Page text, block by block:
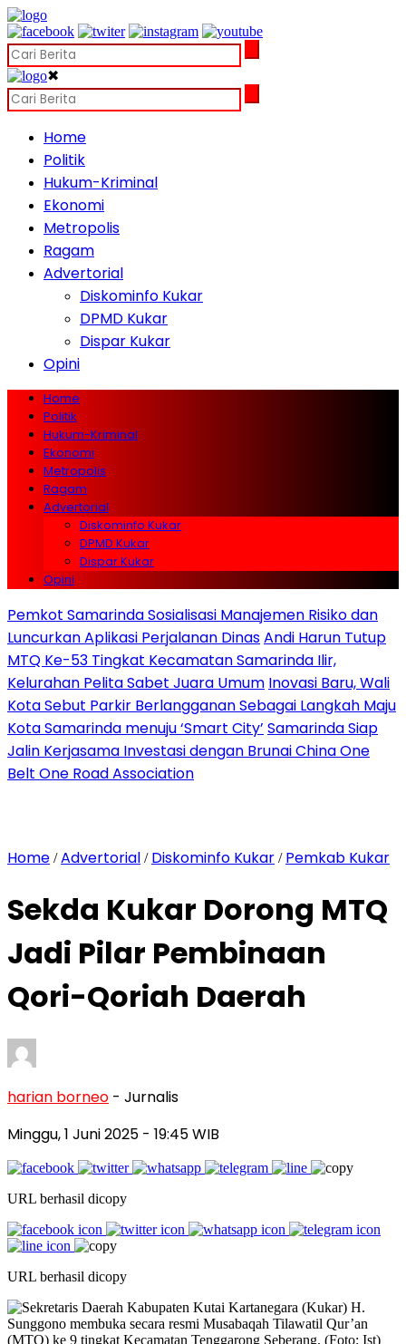
✖
Home
Politik
Hukum-Kriminal
Ekonomi
Metropolis
Ragam
Advertorial
Diskominfo Kukar
DPMD Kukar
Dispar Kukar
Opini
Home
Politik
Hukum-Kriminal
Ekonomi
Metropolis
Ragam
Advertorial
Diskominfo Kukar
DPMD Kukar
Dispar Kukar
Opini
Pemkot Samarinda Sosialisasi Manajemen Risiko dan
Luncurkan Aplikasi Perjalanan DinasAndi Harun Tutup
MTQ Ke-53 Tingkat Kecamatan Samarinda Ilir,
Kelurahan Pelita Sabet Juara Umum Inovasi Baru, Wali
Kota Sebut Parkir Berlangganan Sebagai Langkah Maju
Kota Samarinda menuju ‘Smart City’ Samarinda Siap
Jalin Kerjasama Investasi dengan Brunai China One
Belt One Road Association
Home /Advertorial / Diskominfo Kukar / Pemkab Kukar
Sekda Kukar Dorong MTQ
Jadi Pilar Pembinaan
Qori-Qoriah Daerah
harian borneo - Jurnalis
Minggu, 1 Juni 2025 - 19:45 WIB
URL berhasil dicopy
URL berhasil dicopy